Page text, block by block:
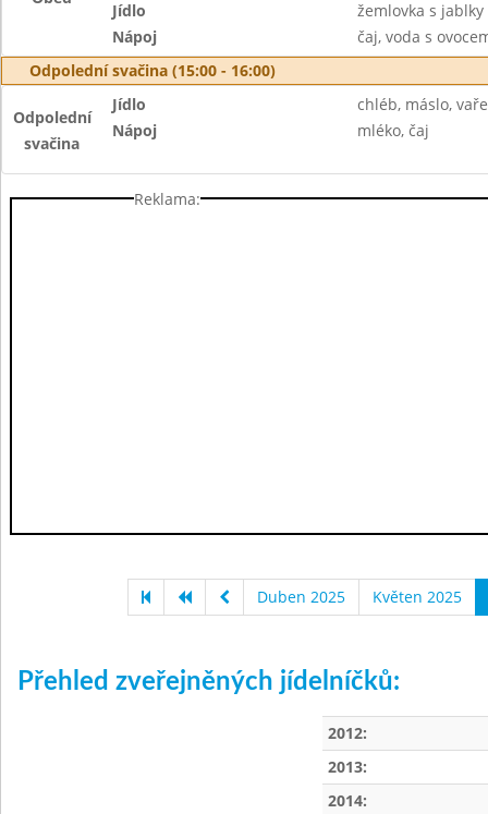
Jídlo
žemlovka s jablky
Nápoj
čaj, voda s
Odpolední svačina (15:00 - 16:00)
Odpolední
svačina
Jídlo
chléb, máslo,
Nápoj
mléko, čaj
Reklama:
Duben 2025 Květen 2025
Přehled zveřejněných jídelníčků:
2012:
2013:
2014: